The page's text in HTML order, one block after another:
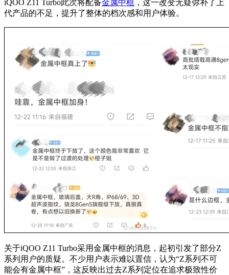
iQOO Z11 Turbo此次将配备金属中框 ，这一改变无疑弥补了上
代产品的不足，提升了整体的档次感和用户体验。
关于iQOO Z11 Turbo采用金属中框的消息，起初引发了部分Z
系列用户的质疑。不少用户表示难以置信，认为“Z系列不可
能会有金属中框”，这反映出过去Z系列定位在追求极致性价